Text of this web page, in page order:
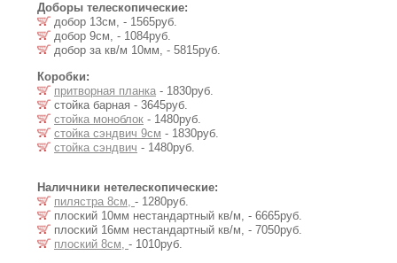
Доборы телескопические:
добор 13см, - 1565руб.
добор 9см, - 1084руб.
добор за кв/м 10мм, - 5815руб.
Коробки:
притворная планка - 1830руб.
стойка барная - 3645руб.
стойка моноблок - 1480руб.
стойка сэндвич 9см - 1830руб.
стойка сэндвич - 1480руб.
Наличники нетелескопические:
пилястра 8см, - 1280руб.
плоский 10мм нестандартный кв/м, - 6665руб.
плоский 16мм нестандартный кв/м, - 7050руб.
плоский 8см, - 1010руб.